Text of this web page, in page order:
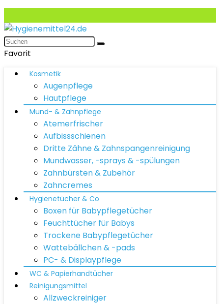
Favorit
Kosmetik
Augenpflege
Hautpflege
Mund- & Zahnpflege
Atemerfrischer
Aufbissschienen
Dritte Zähne & Zahnspangenreinigung
Mundwasser, -sprays & -spülungen
Zahnbürsten & Zubehör
Zahncremes
Hygienetücher & Co
Boxen für Babypflegetücher
Feuchttücher für Babys
Trockene Babypflegetücher
Wattebällchen & -pads
PC- & Displaypflege
WC & Papierhandtücher
Reinigungsmittel
Allzweckreiniger